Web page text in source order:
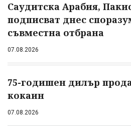
Саудитска Арабия,
подписват днес
съвместна отбрана
07.08.2026
75-годишен дилър
кокаин
07.08.2026